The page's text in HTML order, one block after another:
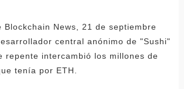
Blockchain News, 21 de septiembre
central anónimo de "Sushi"
repente intercambió los millones de
tenía por ETH.